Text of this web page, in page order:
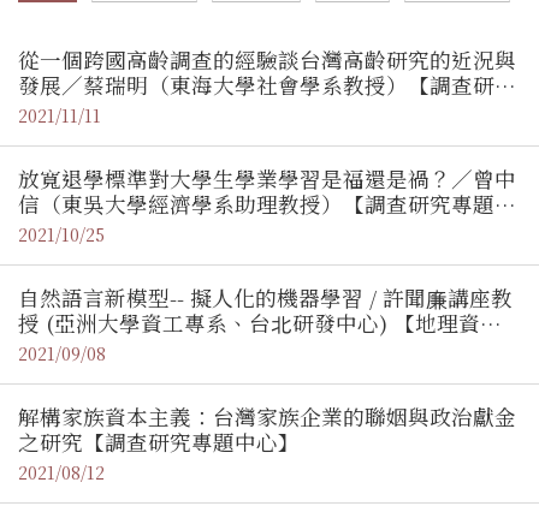
從一個跨國高齡調查的經驗談台灣高齡研究的近況與
發展／蔡瑞明（東海大學社會學系教授）【調查研究
專題中心】
2021/11/11
放寬退學標準對大學生學業學習是福還是禍？／曾中
信（東吳大學經濟學系助理教授）【調查研究專題中
心】
2021/10/25
自然語言新模型-- 擬人化的機器學習 / 許聞廉講座教
授 (亞洲大學資工專系、台北研發中心) 【地理資訊
科學研究專題中心】
2021/09/08
解構家族資本主義：台灣家族企業的聯姻與政治獻金
之研究【調查研究專題中心】
2021/08/12